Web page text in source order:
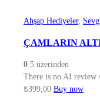
Ahşap Hediyeler,
ÇAMLARIN
0 5 üzerinden
There is no AI review
₺399,00 Buy now